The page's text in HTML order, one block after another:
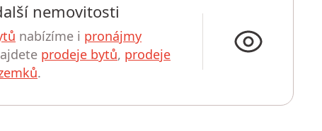
nemovitosti
nabízíme i pronájmy
prodeje bytů, prodeje
.